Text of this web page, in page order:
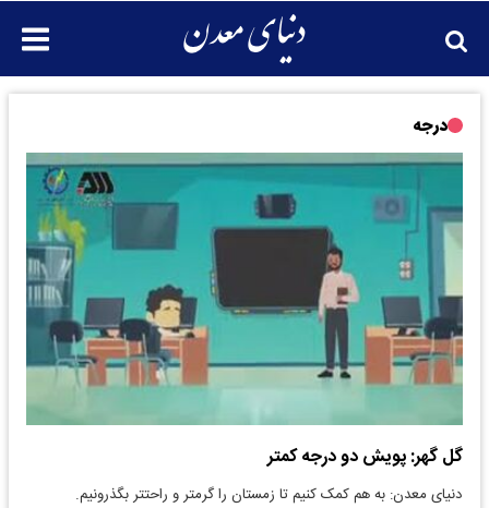
درجه
گل گهر: پویش دو درجه کمتر
دنیای معدن: به هم کمک کنیم تا زمستان را گرمتر و راحتتر بگذرونیم.